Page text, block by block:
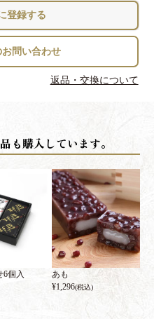
登録する
返品・交換について
6個入
あも
¥1,296(税込)